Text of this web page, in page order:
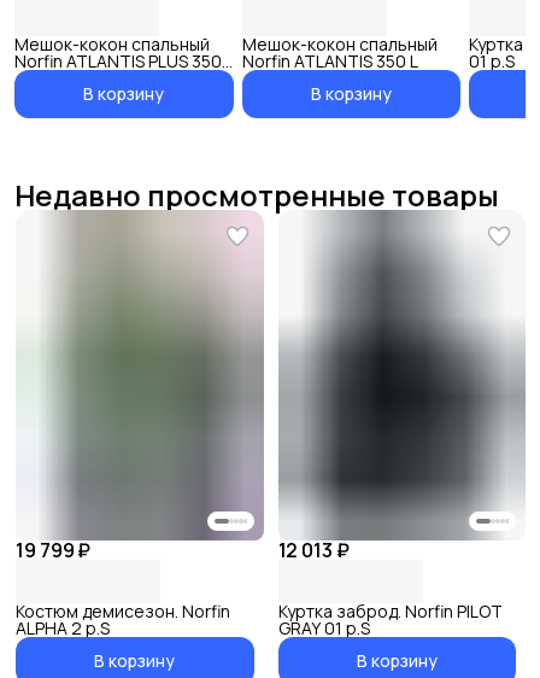
Мешок-кокон спальный
Norfin ATLANTIS PLUS 350
L
В корзину
Мешок-кокон спальный
Norfin ATLANTIS 350 L
В корзину
Куртка
01 р.S
Недавно просмотренные товары
19 799 ₽
Костюм демисезон. Norfin
ALPHA 2 р.S
В корзину
12 013 ₽
Куртка заброд. Norfin PILOT
GRAY 01 р.S
В корзину